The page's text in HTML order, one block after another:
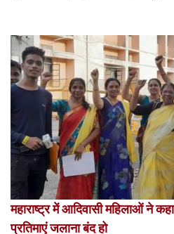
महाराष्ट्र में आदिवासी महिलाओं ने
प्रतिमाएं जलाना बंद हो